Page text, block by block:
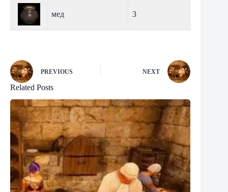
мед 3
PREVIOUS NEXT
Related Posts